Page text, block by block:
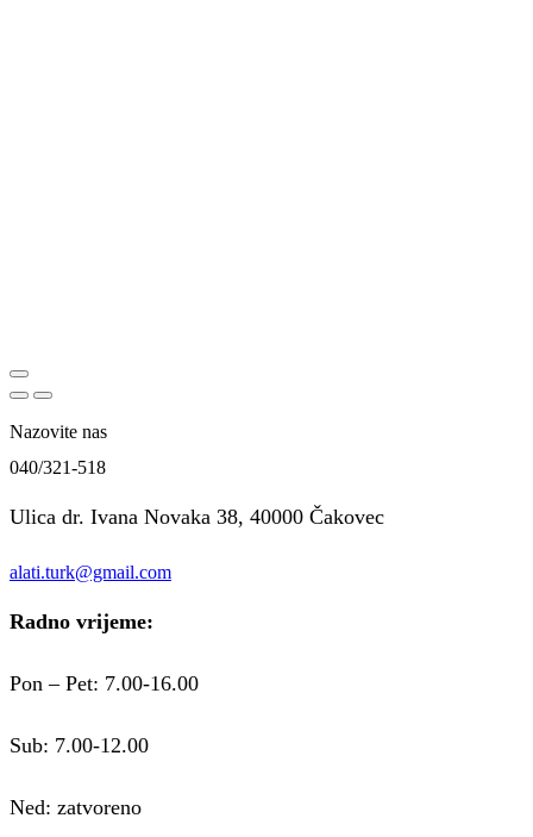
Nazovite nas
040/321-518
Ulica dr. Ivana Novaka 38, 40000 Čakovec
alati.turk@gmail.com
Radno vrijeme:
Pon – Pet: 7.00-16.00
Sub: 7.00-12.00
Ned: zatvoreno